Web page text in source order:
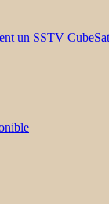
un SSTV CubeSat